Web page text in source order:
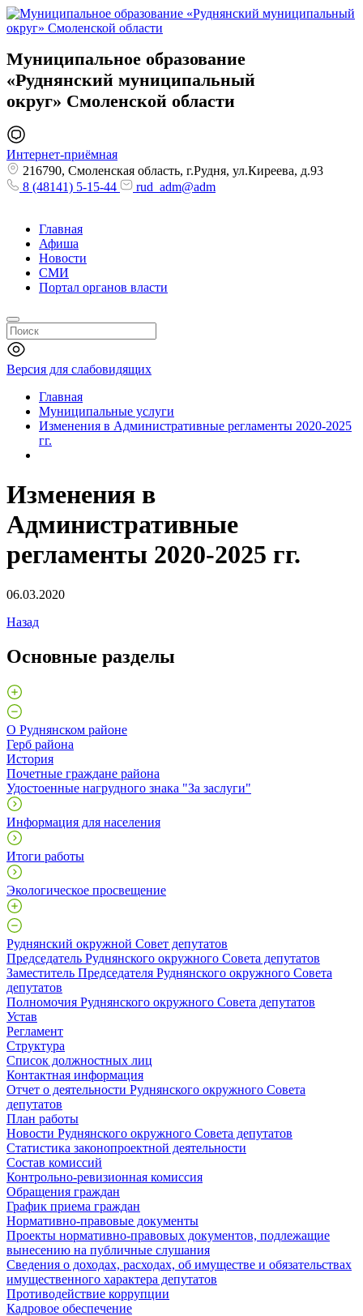
Муниципальное образование
«Руднянский муниципальный
округ» Смоленской области
Интернет-приёмная
216790, Смоленская область, г.Рудня, ул.Киреева, д.93
8 (48141) 5-15-44
rud_adm@adm
Главная
Афиша
Новости
СМИ
Портал органов власти
Версия для слабовидящих
Главная
Муниципальные услуги
Изменения в Административные регламенты 2020-2025
гг.
Изменения в
Административные
регламенты 2020-2025 гг.
06.03.2020
Назад
Основные разделы
О Руднянском районе
Герб района
История
Почетные граждане района
Удостоенные нагрудного знака "За заслуги"
Информация для населения
Итоги работы
Экологическое просвещение
Руднянский окружной Совет депутатов
Председатель Руднянского окружного Совета депутатов
Заместитель Председателя Руднянского окружного Совета
депутатов
Полномочия Руднянского окружного Совета депутатов
Устав
Регламент
Структура
Список должностных лиц
Контактная информация
Отчет о деятельности Руднянского окружного Совета
депутатов
План работы
Новости Руднянского окружного Совета депутатов
Статистика законопроектной деятельности
Состав комиссий
Контрольно-ревизионная комиссия
Обращения граждан
График приема граждан
Нормативно-правовые документы
Проекты нормативно-правовых документов, подлежащие
вынесению на публичные слушания
Сведения о доходах, расходах, об имуществе и обязательствах
имущественного характера депутатов
Противодействие коррупции
Кадровое обеспечение